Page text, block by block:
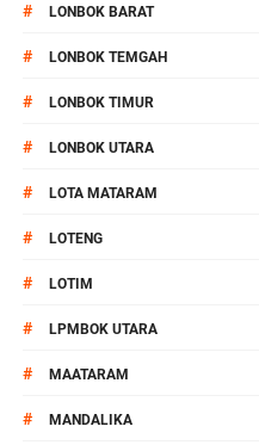
# LONBOK BARAT
# LONBOK TEMGAH
# LONBOK TIMUR
# LONBOK UTARA
# LOTA MATARAM
# LOTENG
# LOTIM
# LPMBOK UTARA
# MAATARAM
# MANDALIKA